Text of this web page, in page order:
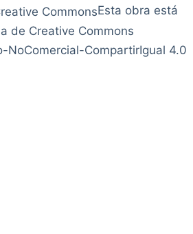
Esta obra está
de Creative Commons
NoComercial-CompartirIgual 4.0